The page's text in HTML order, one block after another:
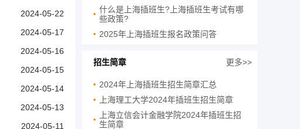
2024-05-22
2024-05-17
2024-05-16
2024-05-15
2024-05-14
2024-05-13
2024-05-11
什么是上海插班生?上海插班生考试有哪
些政策?
2025年上海插班生报名政策问答
招生简章 更多>>
2024年上海插班生招生简章汇总
上海理工大学2024年插班生招生简章
上海立信会计金融学院2024年插班生招
生简章